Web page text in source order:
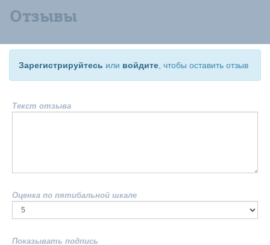
Отзывы
Зарегистрируйтесь или войдите , чтобы оставить отзыв
Текст отзыва
Оценка по пятибальной шкале
Показывать подпись